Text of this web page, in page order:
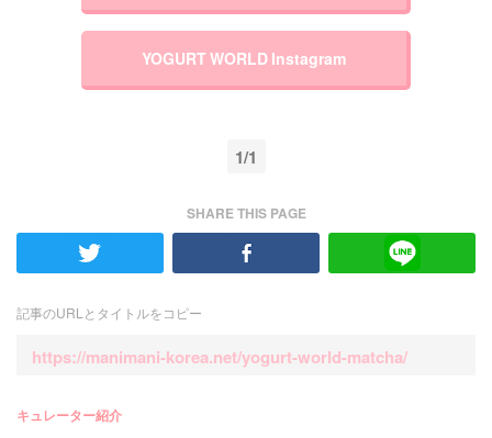
YOGURT WORLD Instagram
1/1
SHARE THIS PAGE
記事のURLとタイトルをコピー
https://manimani-korea.net/yogurt-world-matcha/
キュレーター紹介